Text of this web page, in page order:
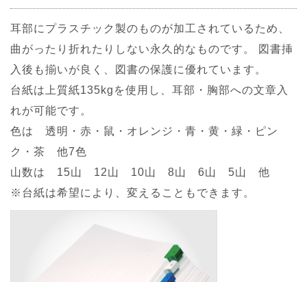
耳部にプラスチック製のものが加工されているため、
曲がったり折れたりしない永久的なものです。 図書挿
入後も揃いが良く、図書の保護に優れています。
台紙は上質紙135kgを使用し、耳部・胸部への文章入
れが可能です。
色は 透明・赤・鼠・オレンジ・青・黄・緑・ピン
ク・茶 他7色
山数は 15山 12山 10山 8山 6山 5山 他
※台紙は希望により、変えることもできます。